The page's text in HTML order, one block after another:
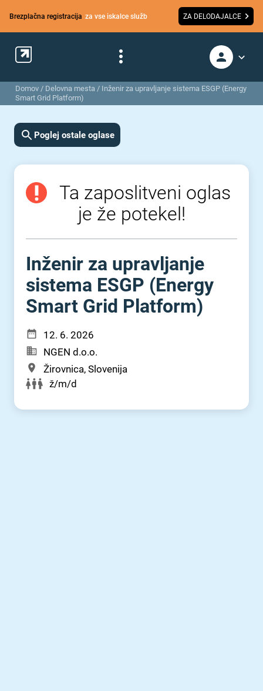
Brezplačna registracija za vse iskalce služb ZA DELODAJALCE
Domov / Delovna mesta / Inženir za upravljanje sistema ESGP (Energy
Smart Grid Platform)
Poglej ostale oglase
Ta zaposlitveni oglas
je že potekel!
Inženir za upravljanje
sistema ESGP (Energy
Smart Grid Platform)
12. 6. 2026
NGEN d.o.o.
Žirovnica, Slovenija
ž/m/d